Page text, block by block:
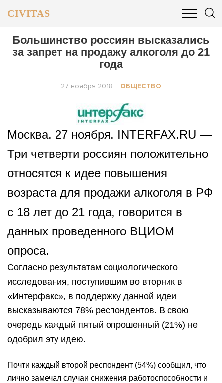
CIVITAS
ОБЩЕСТВО БИЗНЕС И ФИНАНСЫ
Большинство россиян высказались
за запрет на продажу алкоголя до 21
года
27 ноября 2018 ОБЩЕСТВО
Москва. 27 ноября. INTERFAX.RU —
Три четверти россиян положительно
относятся к идее повышения
возраста для продажи алкоголя в РФ
с 18 лет до 21 года, говорится в
данных проведенного ВЦИОМ
опроса.
Согласно результатам социологического
исследования, поступившим во вторник в
«Интерфакс», в поддержку данной идеи
высказываются 78% респондентов. В свою
очередь каждый пятый опрошенный (21%) не
одобрил эту идею.
Почти каждый второй респондент (54%) сообщил, что
лично замечал случаи снижения работоспособности и